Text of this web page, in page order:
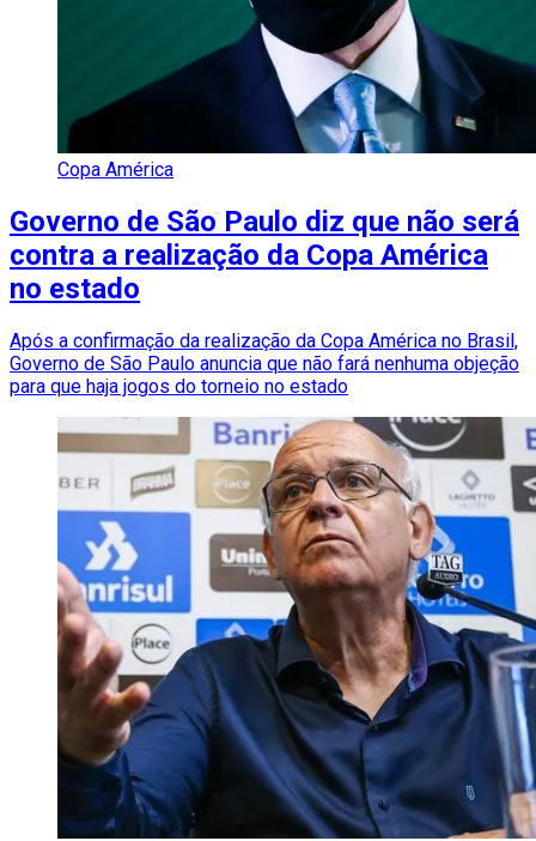
Copa América
Governo de São Paulo diz que não será
contra a realização da Copa América
no estado
Após a confirmação da realização da Copa América no Brasil,
Governo de São Paulo anuncia que não fará nenhuma objeção
para que haja jogos do torneio no estado